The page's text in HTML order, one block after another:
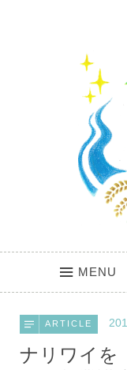
MENU
ARTICLE
ナリワイを